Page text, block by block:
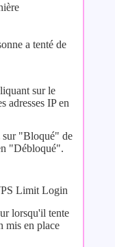
a tenté de
sur le
adresses IP en
sur "Bloqué" de
"Débloqué".
Limit Login
lorsqu'il tente
mis en place